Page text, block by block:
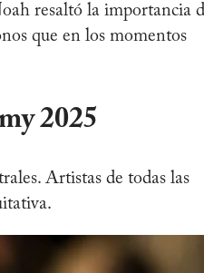
resaltó la importancia
que en los momentos
2025
Artistas de todas las